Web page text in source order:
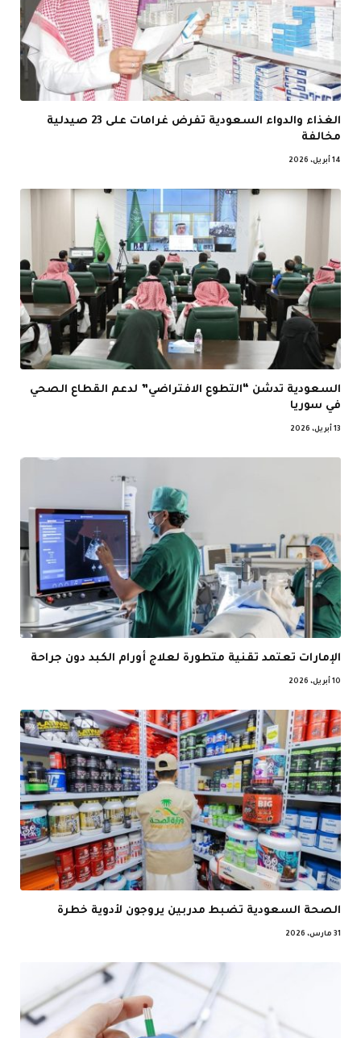
الغذاء والدواء السعودية تفرض غرامات على 23 صيدلية
مخالفة
14 أبريل، 2026
السعودية تدشن “التطوع الافتراضي” لدعم القطاع الصحي
في سوريا
13 أبريل، 2026
الإمارات تعتمد تقنية متطورة لعلاج أورام الكبد دون جراحة
10 أبريل، 2026
الصحة السعودية تضبط مدربين يروجون لأدوية خطرة
31 مارس، 2026